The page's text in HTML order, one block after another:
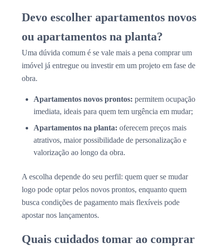
Devo escolher apartamentos novos
ou apartamentos na planta?
Uma dúvida comum é se vale mais a pena comprar um
imóvel já entregue ou investir em um projeto em fase de
obra.
Apartamentos novos prontos: permitem ocupação
imediata, ideais para quem tem urgência em mudar;
Apartamentos na planta: oferecem preços mais
atrativos, maior possibilidade de personalização e
valorização ao longo da obra.
A escolha depende do seu perfil: quem quer se mudar
logo pode optar pelos novos prontos, enquanto quem
busca condições de pagamento mais flexíveis pode
apostar nos lançamentos.
Quais cuidados tomar ao comprar